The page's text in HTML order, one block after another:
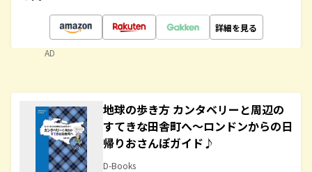
詳細を見る
AD
地球の歩き方 カンタベリーと周辺の
すてきな田舎町へ～ロンドンからの日
帰りおさんぽガイド♪
D-Books